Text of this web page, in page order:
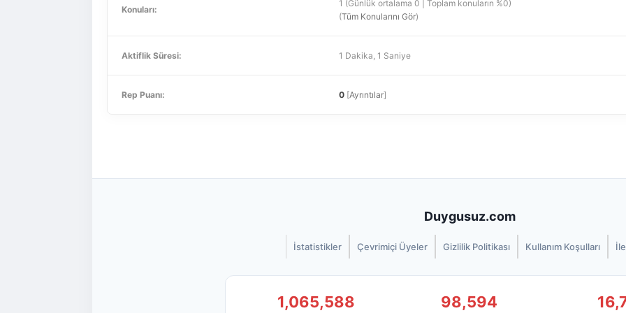
Konuları:
1 (Günlük ortalama 0 | Toplam konuların %0)
(Tüm Konularını Gör)
Aktiflik Süresi: 1 Dakika, 1 Saniye
Rep Puanı: 0 [Ayrıntılar]
Duygusuz.com
İstatistikler Çevrimiçi Üyeler Gizlilik Politikası Kullanım Koşulları
1,065,588 98,594